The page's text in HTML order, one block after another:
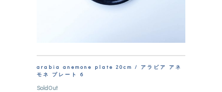
arabia anemone plate 20cm / アラビア アネ
モネ プレート 6
SoldOut